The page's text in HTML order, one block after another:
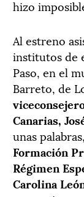
hizo
Al estreno
institutos de
Paso, en el
Barreto, de
Canarias,
unas
Formación
Régimen
Carolina